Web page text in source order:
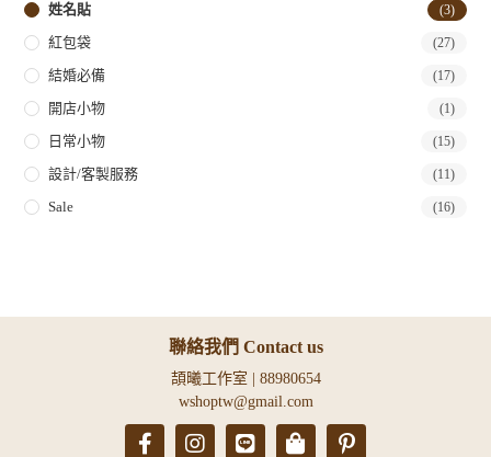
姓名貼 (3)
紅包袋 (27)
結婚必備 (17)
開店小物 (1)
日常小物 (15)
設計/客製服務 (11)
Sale (16)
聯絡我們 Contact us
頡曦工作室 | 88980654
wshoptw@gmail.com